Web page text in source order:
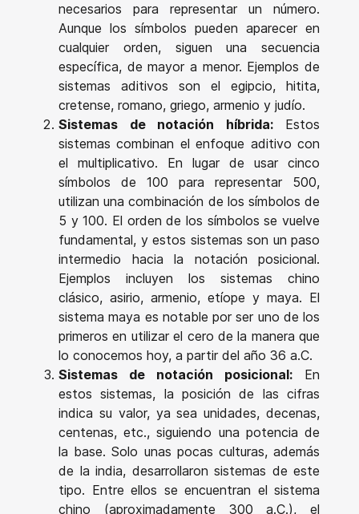
necesarios para representar un número.
Aunque los símbolos pueden aparecer en
cualquier orden, siguen una secuencia
específica, de mayor a menor. Ejemplos de
sistemas aditivos son el egipcio, hitita,
cretense, romano, griego, armenio y judío.
Sistemas de notación híbrida:Estos
sistemas combinan el enfoque aditivo con
el multiplicativo. En lugar de usar cinco
símbolos de 100 para representar 500,
utilizan una combinación de los símbolos de
5 y 100. El orden de los símbolos se vuelve
fundamental, y estos sistemas son un paso
intermedio hacia la notación posicional.
Ejemplos incluyen los sistemas chino
clásico, asirio, armenio, etíope y maya. El
sistema maya es notable por ser uno de los
primeros en utilizar el cero de la manera que
lo conocemos hoy, a partir del año 36 a.C.
Sistemas de notación posicional: En
estos sistemas, la posición de las cifras
indica su valor, ya sea unidades, decenas,
centenas, etc., siguiendo una potencia de
la base. Solo unas pocas culturas, además
de la india, desarrollaron sistemas de este
tipo. Entre ellos se encuentran el sistema
chino (aproximadamente 300 a.C.), el